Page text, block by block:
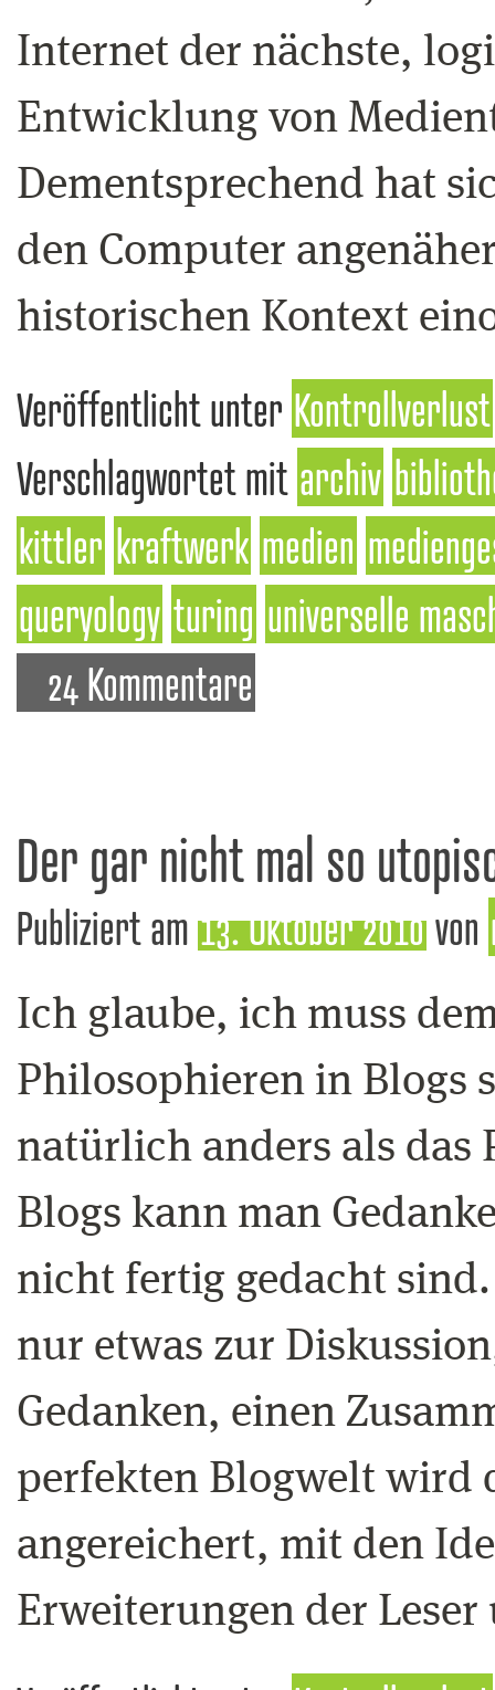
Internet der nächste,
Entwicklung von
Dementsprechend hat
den Computer
historischen Kontext
Veröffentlicht unter Kontrollverlust
Verschlagwortet mit archiv
kittler kraftwerk medien
queryology turing universelle
24 Kommentare
Der gar nicht mal so
Publiziert am 13. Oktober 2010von
Ich glaube, ich muss
Philosophieren in Blogs
natürlich anders als das
Blogs kann man
nicht fertig gedacht
nur etwas zur
Gedanken, einen
perfekten Blogwelt wird
angereichert, mit den
Erweiterungen der